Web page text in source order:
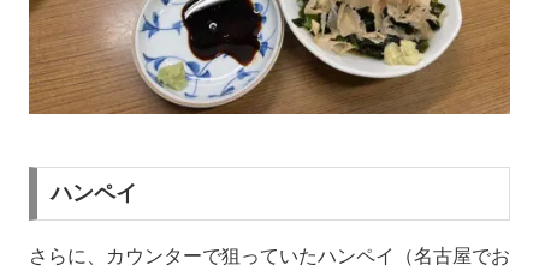
ハンペイ
さらに、カウンターで狙っていたハンペイ（名古屋でお